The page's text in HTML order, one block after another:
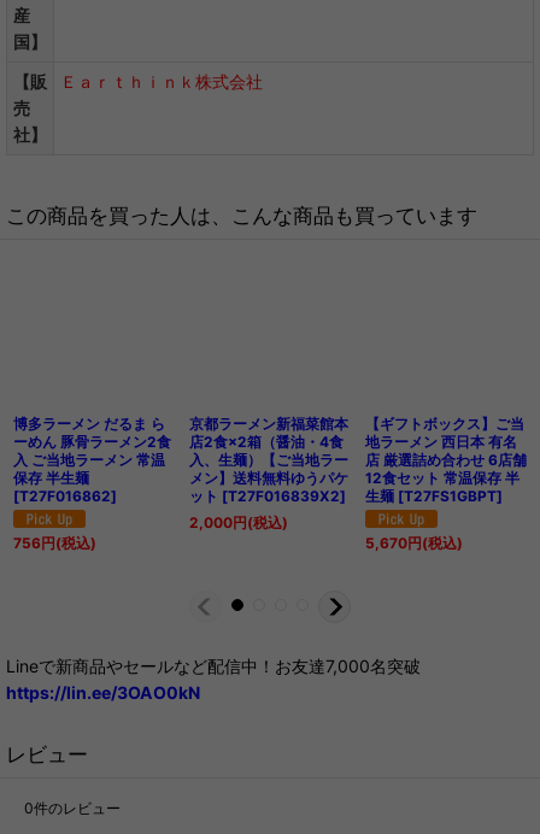
産
国】
【販
売
社】
Ｅａｒｔｈｉｎｋ株式会社
この商品を買った人は、こんな商品も買っています
博多ラーメン だるま ら
ーめん 豚骨ラーメン2食
入 ご当地ラーメン 常温
保存 半生麺
[T27F016862]
756 円(税込)
京都ラーメン新福菜館本
店2食×2箱（醤油・4食
入、生麺）【ご当地ラー
メン】送料無料ゆうパケ
ット [T27F016839X2]
2,000円(税込)
【ギフトボックス】ご当
地ラーメン 西日本 有名
店 厳選詰め合わせ 6店舗
12食セット 常温保存 半
生麺 [T27FS1GBPT]
5,670円(税込)
Lineで新商品やセールなど配信中！お友達7,000名突破
https://lin.ee/3OAO0kN
レビュー
0件のレビュー